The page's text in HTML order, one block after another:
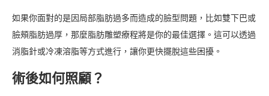
如果你面對的是因局部脂肪過多而造成的臉型問題，比如雙下巴或
臉頰脂肪過厚，那麼脂肪雕塑療程將是你的最佳選擇。這可以透過
消脂針或冷凍溶脂等方式進行，讓你更快擺脫這些困擾。
術後如何照顧？